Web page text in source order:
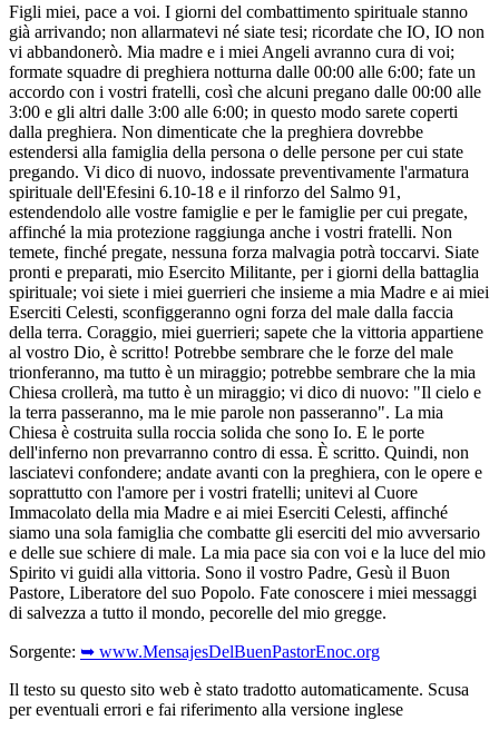
Figli miei, pace a voi. I giorni del combattimento spirituale stanno
già arrivando; non allarmatevi né siate tesi; ricordate che IO, IO non
vi abbandonerò. Mia madre e i miei Angeli avranno cura di voi;
formate squadre di preghiera notturna dalle 00:00 alle 6:00; fate un
accordo con i vostri fratelli, così che alcuni pregano dalle 00:00 alle
3:00 e gli altri dalle 3:00 alle 6:00; in questo modo sarete coperti
dalla preghiera. Non dimenticate che la preghiera dovrebbe
estendersi alla famiglia della persona o delle persone per cui state
pregando. Vi dico di nuovo, indossate preventivamente l'armatura
spirituale dell'Efesini 6.10-18 e il rinforzo del Salmo 91,
estendendolo alle vostre famiglie e per le famiglie per cui pregate,
affinché la mia protezione raggiunga anche i vostri fratelli. Non
temete, finché pregate, nessuna forza malvagia potrà toccarvi. Siate
pronti e preparati, mio Esercito Militante, per i giorni della battaglia
spirituale; voi siete i miei guerrieri che insieme a mia Madre e ai miei
Eserciti Celesti, sconfiggeranno ogni forza del male dalla faccia
della terra. Coraggio, miei guerrieri; sapete che la vittoria appartiene
al vostro Dio, è scritto! Potrebbe sembrare che le forze del male
trionferanno, ma tutto è un miraggio; potrebbe sembrare che la mia
Chiesa crollerà, ma tutto è un miraggio; vi dico di nuovo: "Il cielo e
la terra passeranno, ma le mie parole non passeranno". La mia
Chiesa è costruita sulla roccia solida che sono Io. E le porte
dell'inferno non prevarranno contro di essa. È scritto. Quindi, non
lasciatevi confondere; andate avanti con la preghiera, con le opere e
soprattutto con l'amore per i vostri fratelli; unitevi al Cuore
Immacolato della mia Madre e ai miei Eserciti Celesti, affinché
siamo una sola famiglia che combatte gli eserciti del mio avversario
e delle sue schiere di male. La mia pace sia con voi e la luce del mio
Spirito vi guidi alla vittoria. Sono il vostro Padre, Gesù il Buon
Pastore, Liberatore del suo Popolo. Fate conoscere i miei messaggi
di salvezza a tutto il mondo, pecorelle del mio gregge.
Sorgente: ➥ www.MensajesDelBuenPastorEnoc.org
Il testo su questo sito web è stato tradotto automaticamente. Scusa
per eventuali errori e fai riferimento alla versione inglese